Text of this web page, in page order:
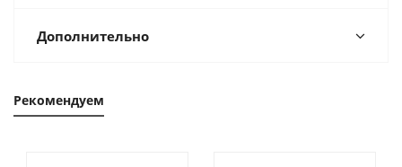
Дополнительно
Рекомендуем